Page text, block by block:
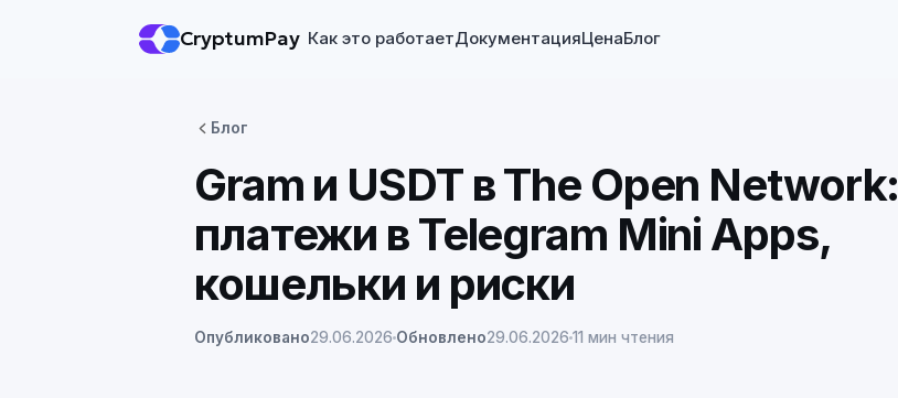
CryptumPay Как это работаетДокументацияЦенаБлог
Блог
Gram и USDT в The Open Network:
платежи в Telegram Mini Apps,
кошельки и риски
Опубликовано29.06.2026 Обновлено29.06.2026 11 мин чтения